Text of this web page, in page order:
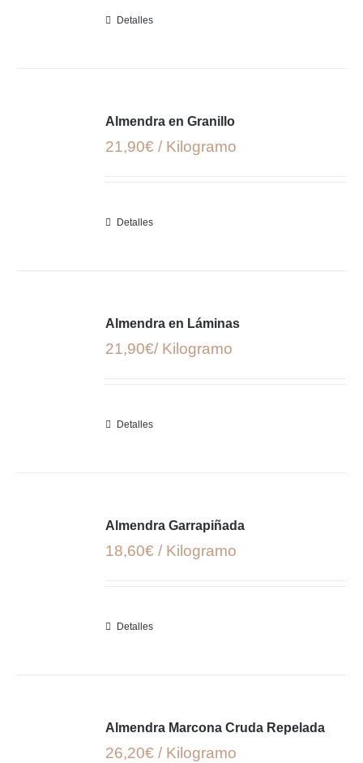
Detalles
Almendra en Granillo
21,90€ / Kilogramo
Detalles
Almendra en Láminas
21,90€/ Kilogramo
Detalles
Almendra Garrapiñada
18,60€ / Kilogramo
Detalles
Almendra Marcona Cruda Repelada
26,20€ / Kilogramo